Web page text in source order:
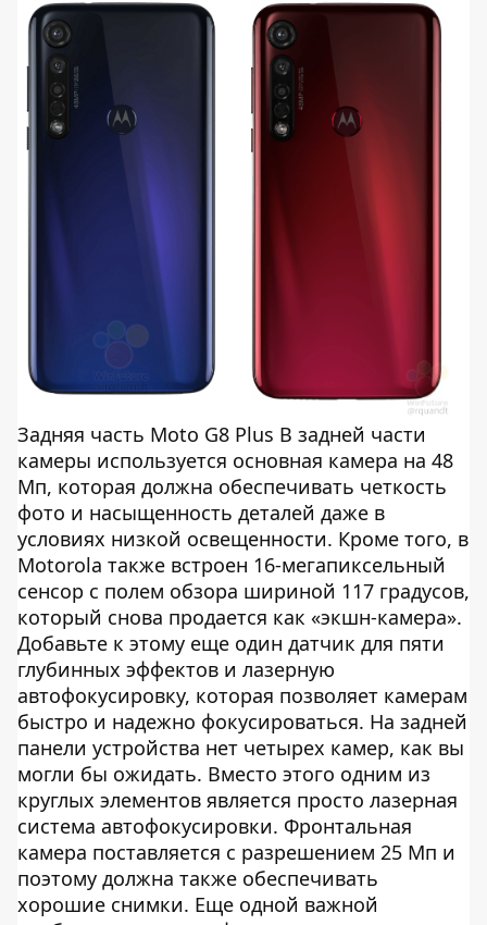
Задняя часть Moto G8 Plus В задней части
камеры используется основная камера на 48
Мп, которая должна обеспечивать четкость
фото и насыщенность деталей даже в
условиях низкой освещенности. Кроме того, в
Motorola также встроен 16-мегапиксельный
сенсор с полем обзора шириной 117 градусов,
который снова продается как «экшн-камера».
Добавьте к этому еще один датчик для пяти
глубинных эффектов и лазерную
автофокусировку, которая позволяет камерам
быстро и надежно фокусироваться. На задней
панели устройства нет четырех камер, как вы
могли бы ожидать. Вместо этого одним из
круглых элементов является просто лазерная
система автофокусировки. Фронтальная
камера поставляется с разрешением 25 Мп и
поэтому должна также обеспечивать
хорошие снимки. Еще одной важной